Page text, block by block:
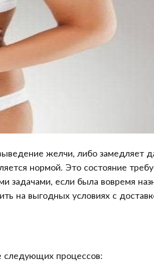
желчи, либо замедляет
нормой. Это состояние
задачами, если была вовремя
на выгодных условиях с
следующих процессов: